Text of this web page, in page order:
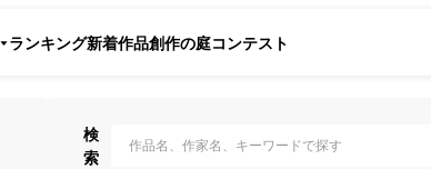
ランキング新着作品創作の庭コンテスト
検
索